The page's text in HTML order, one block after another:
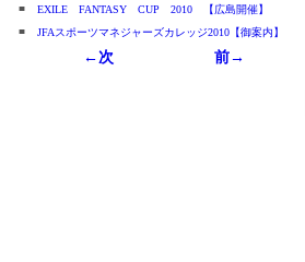
■
EXILE FANTASY CUP 2010 【広島開催】
■
JFAスポーツマネジャーズカレッジ2010【御案内】
←次 前→